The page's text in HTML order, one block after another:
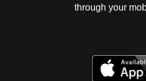
through your